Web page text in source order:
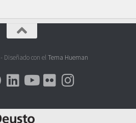
- Diseñado con elTema Hueman